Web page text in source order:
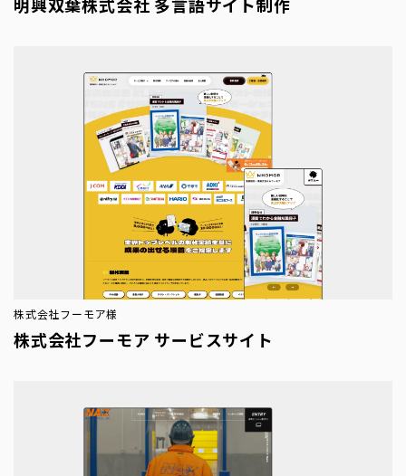
株式会社フーモア様
株式会社フーモア サービスサイト